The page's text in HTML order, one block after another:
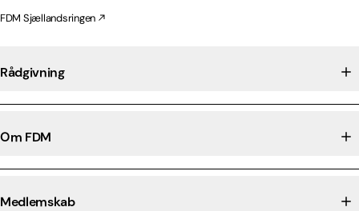
FDM Sjællandsringen
Rådgivning
Om FDM
Medlemskab